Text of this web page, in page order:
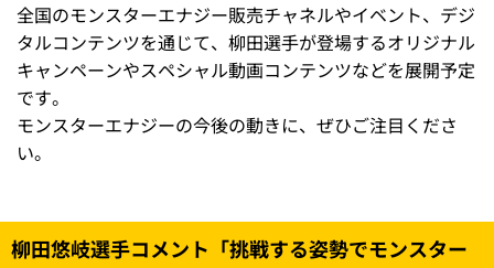
全国のモンスターエナジー販売チャネルやイベント、デジ
タルコンテンツを通じて、柳田選手が登場するオリジナル
キャンペーンやスペシャル動画コンテンツなどを展開予定
です。
モンスターエナジーの今後の動きに、ぜひご注目くださ
い。
柳田悠岐選手コメント「挑戦する姿勢でモンスター